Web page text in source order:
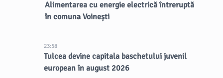
Alimentarea cu energie electrică întreruptă
în comuna Voinești
23:58
Tulcea devine capitala baschetului juvenil
european în august 2026